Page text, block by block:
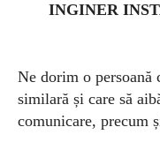
INGINER
Ne dorim o persoană
similară și care să
comunicare, precum